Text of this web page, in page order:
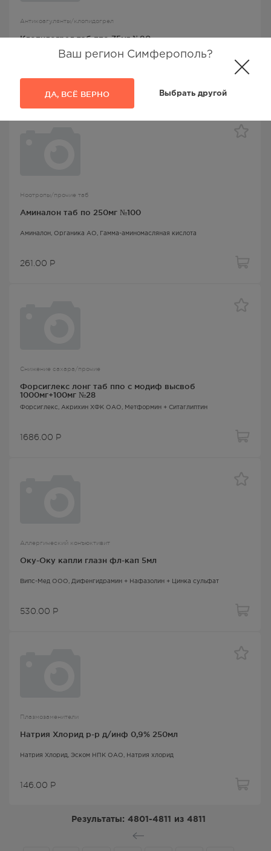
Ваш регион Симферополь?
ДА, ВСЁ ВЕРНО Выбрать другой
Антикоагулянты/клопидогрел
Клопидогрел таб ппо 75мг №90
Клопидогрел
Ноотропы/прочие таб
Аминалон таб по 250мг №100
Аминалон , Органика АО, Гамма-аминомасляная кислота
261.00 Р
Снижение сахара/прочие
Форсиглекс лонг таб ппо с модиф высвоб
1000мг+100мг №28
Форсиглекс , Акрихин ХФК ОАО, Метформин + Ситаглиптин
1686.00 Р
Аллергический конъюктивит
Оку-Оку капли глазн фл-кап 5мл
Випс-Мед ООО, Дифенгидрамин + Нафазолин + Цинка сульфат
530.00 Р
Плазмозаменители
Натрия Хлорид р-р д/инф 0,9% 250мл
Натрия Хлорид, Эском НПК ОАО, Натрия хлорид
146.00 Р
Результаты: 4801-4811 из 4811